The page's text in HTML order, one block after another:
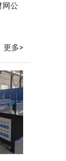
网公
更多>